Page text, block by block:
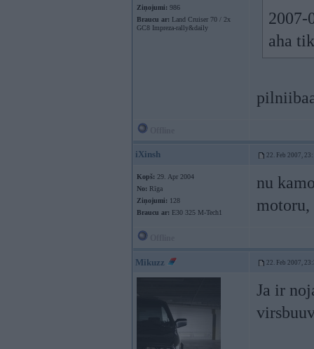
Ziņojumi: 986
Braucu ar: Land Cruiser 70 / 2x
GC8 Impreza-rally&daily
2007-
aha
iXinsh 22. Feb 2007,
Kopš: 29. Apr 2004
No: Rīga
Ziņojumi: 128
Braucu ar: E30 325 M-Tech1
nu
motoru,
Mikuzz 22. Feb 2007,
Ja ir